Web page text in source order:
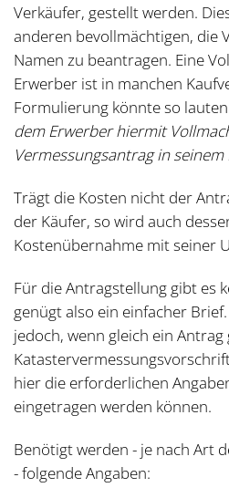
Verkäufer, gestellt werden.
anderen bevollmächtigen, die
Namen zu beantragen. Eine
Erwerber ist in manchen
Formulierung könnte so
dem Erwerber hiermit
Vermessungsantrag in
Trägt die Kosten nicht der
der Käufer, so wird auch
Kostenübernahme mit seiner
Für die Antragstellung gibt es
genügt also ein einfacher
jedoch, wenn gleich ein
hier die erforderlichen
eingetragen werden können.
Benötigt werden - je nach Art
- folgende Angaben: